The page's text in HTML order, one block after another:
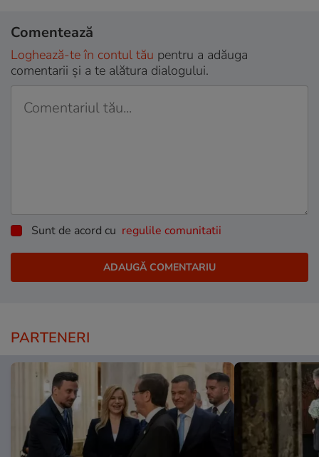
Comentează
Loghează-te în contul tău pentru a adăuga
comentarii și a te alătura dialogului.
Sunt de acord cu regulile comunitatii
PARTENERI